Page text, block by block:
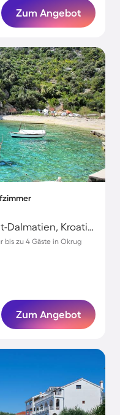
Zum Angebot
Trogir, Gespanschaft Split-Dalmatien, Kroatien
bis zu 4 Gäste in Okrug
Zum Angebot